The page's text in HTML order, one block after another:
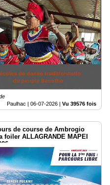
Paulhac | 06-07-2026 | Vu 39576 fois
de course de Ambrogio
foiler ALLAGRANDE MAPEI